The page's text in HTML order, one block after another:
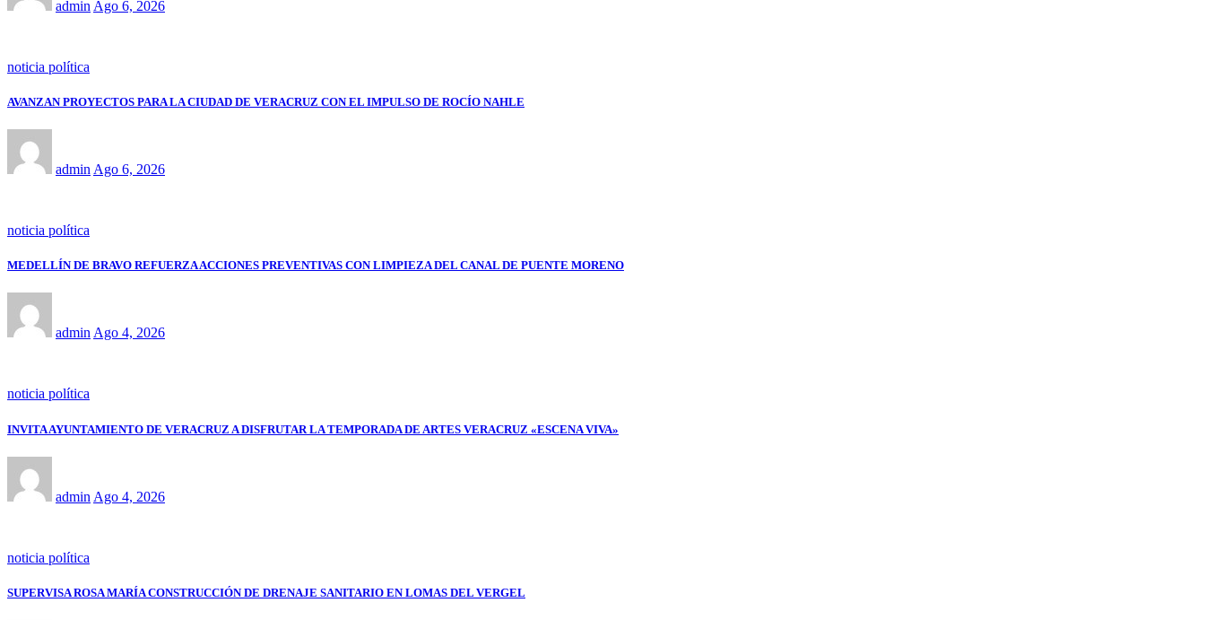
admin Ago 6, 2026
noticia política
AVANZAN PROYECTOS PARA LA CIUDAD DE VERACRUZ CON EL IMPULSO DE ROCÍO NAHLE
admin Ago 6, 2026
noticia política
MEDELLÍN DE BRAVO REFUERZA ACCIONES PREVENTIVAS CON LIMPIEZA DEL CANAL DE PUENTE MORENO
adminAgo 4, 2026
noticia política
INVITA AYUNTAMIENTO DE VERACRUZ A DISFRUTAR LA TEMPORADA DE ARTES VERACRUZ «ESCENA VIVA»
admin Ago 4, 2026
noticia política
SUPERVISA ROSA MARÍA CONSTRUCCIÓN DE DRENAJE SANITARIO EN LOMAS DEL VERGEL